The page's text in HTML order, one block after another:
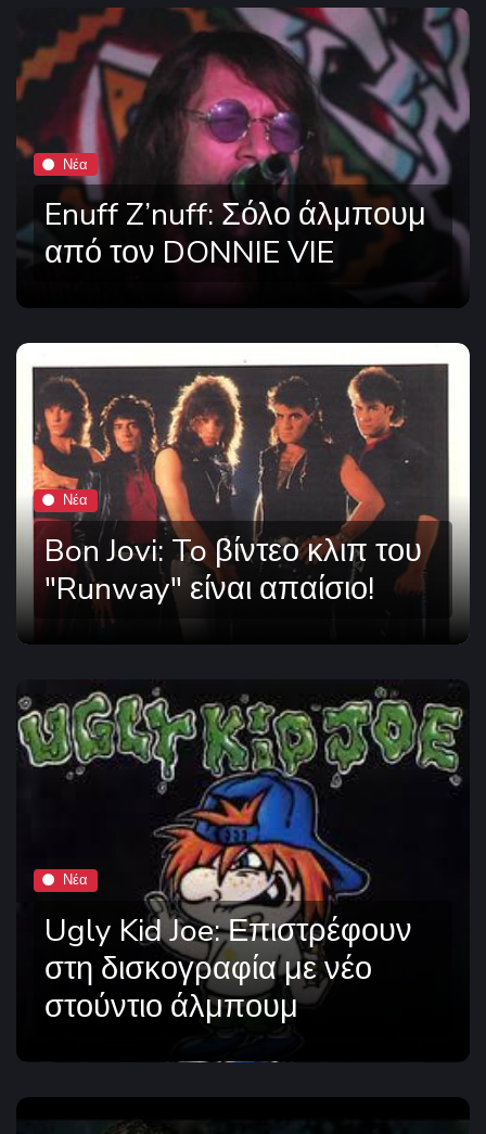
Νέα
Enuff Z’nuff: Σόλο άλμπουμ
από τον DONNIE VIE
Νέα
Bon Jovi: To βίντεο κλιπ του
"Runway" είναι απαίσιο!
Νέα
Ugly Kid Joe: Επιστρέφουν
στη δισκογραφία με νέο
στούντιο άλμπουμ